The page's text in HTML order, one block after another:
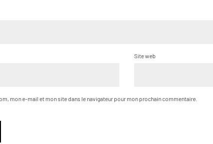
Site web
mon e-mail et mon site dans le navigateur pour mon prochain commentaire.